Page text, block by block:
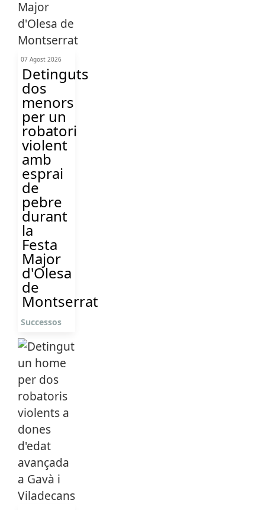
07 Agost 2026
Detinguts
dos
menors
per un
robatori
violent
amb
esprai
de
pebre
durant
la
Festa
Major
d'Olesa
de
Montserrat
Successos